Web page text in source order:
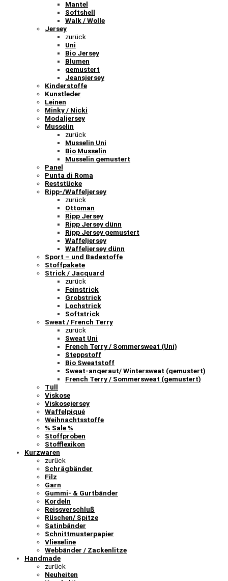
Mantel
Softshell
Walk / Wolle
Jersey
zurück
Uni
Bio Jersey
Blumen
gemustert
Jeansjersey
Kinderstoffe
Kunstleder
Leinen
Minky / Nicki
Modaljersey
Musselin
zurück
Musselin Uni
Bio Musselin
Musselin gemustert
Panel
Punta di Roma
Reststücke
Ripp-/Waffeljersey
zurück
Ottoman
Ripp Jersey
Ripp Jersey dünn
Ripp Jersey gemustert
Waffeljersey
Waffeljersey dünn
Sport – und Badestoffe
Stoffpakete
Strick / Jacquard
zurück
Feinstrick
Grobstrick
Lochstrick
Softstrick
Sweat / French Terry
zurück
Sweat Uni
French Terry / Sommersweat (Uni)
Steppstoff
Bio Sweatstoff
Sweat-angeraut/ Wintersweat (gemustert)
French Terry / Sommersweat (gemustert)
Tüll
Viskose
Viskosejersey
Waffelpiqué
Weihnachtsstoffe
% Sale %
Stoffproben
Stofflexikon
Kurzwaren
zurück
Schrägbänder
Filz
Garn
Gummi- & Gurtbänder
Kordeln
Reissverschluß
Rüschen/ Spitze
Satinbänder
Schnittmusterpapier
Vlieseline
Webbänder / Zackenlitze
Handmade
zurück
Neuheiten